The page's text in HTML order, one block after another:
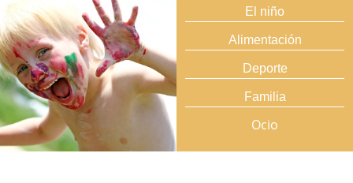
El niño
Alimentación
Deporte
Familia
Ocio